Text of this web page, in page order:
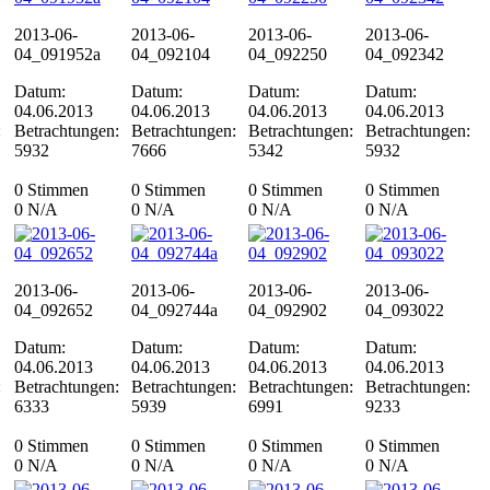
2013-06-
04_091952a
Datum:
04.06.2013
Betrachtungen:
5932
0 Stimmen
0 N/A
2013-06-
04_092104
Datum:
04.06.2013
Betrachtungen:
7666
0 Stimmen
0 N/A
2013-06-
04_092250
Datum:
04.06.2013
Betrachtungen:
5342
0 Stimmen
0 N/A
2013-06-
04_092342
Datum:
04.06.2013
Betrachtungen:
5932
0 Stimmen
0 N/A
2013-06-
04_092652
Datum:
04.06.2013
Betrachtungen:
6333
0 Stimmen
0 N/A
2013-06-
04_092744a
Datum:
04.06.2013
Betrachtungen:
5939
0 Stimmen
0 N/A
2013-06-
04_092902
Datum:
04.06.2013
Betrachtungen:
6991
0 Stimmen
0 N/A
2013-06-
04_093022
Datum:
04.06.2013
Betrachtungen:
9233
0 Stimmen
0 N/A